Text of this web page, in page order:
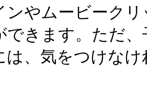
ンやムービーク
できます。ただ
は、気をつけな